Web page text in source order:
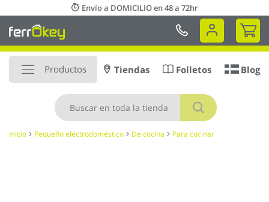
al
contenido
Envío a DOMICILIO en 48 a 72hr
Mi
Productos
Buscar
Tiendas Folletos Blog
Inicio Pequeño electrodoméstico De cocina Para cocinar